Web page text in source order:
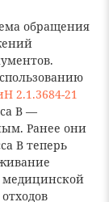
обращения
2.1.3684-21
В —
Ранее они
В теперь